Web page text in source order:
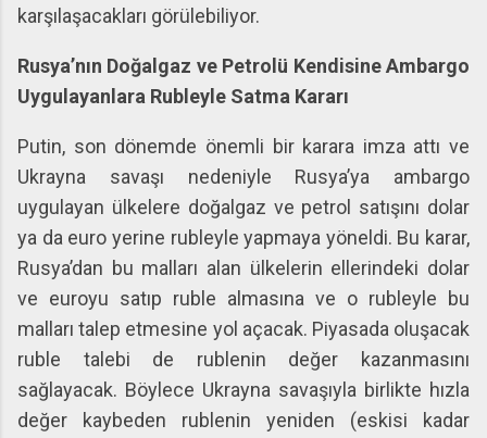
karşılaşacakları görülebiliyor.
Rusya’nın Doğalgaz ve Petrolü Kendisine Ambargo
Uygulayanlara Rubleyle Satma Kararı
Putin, son dönemde önemli bir karara imza attı ve
Ukrayna savaşı nedeniyle Rusya’ya ambargo
uygulayan ülkelere doğalgaz ve petrol satışını dolar
ya da euro yerine rubleyle yapmaya yöneldi. Bu karar,
Rusya’dan bu malları alan ülkelerin ellerindeki dolar
ve euroyu satıp ruble almasına ve o rubleyle bu
malları talep etmesine yol açacak. Piyasada oluşacak
ruble talebi de rublenin değer kazanmasını
sağlayacak. Böylece Ukrayna savaşıyla birlikte hızla
değer kaybeden rublenin yeniden (eskisi kadar